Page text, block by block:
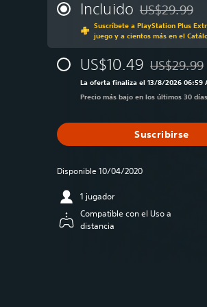
Incluido Rebajado del
US$29.99
Suscríbete a PlayStation Plus
juego y a cientos más en el
US$10.49 Rebajado
US$29.99
La oferta finaliza el 13/8/2026 06:59
Precio más bajo en los últimos 30
Suscribirse
Disponible 10/04/2020
1 jugador
Compatible con el Uso a
distancia